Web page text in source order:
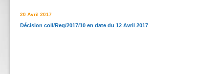
20 Avril 2017
Décision coll/Reg/2017/10 en date du 12 Avril 2017